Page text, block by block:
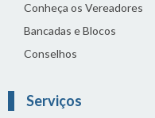
Conheça os Vereadores
Bancadas e Blocos
Conselhos
Serviços